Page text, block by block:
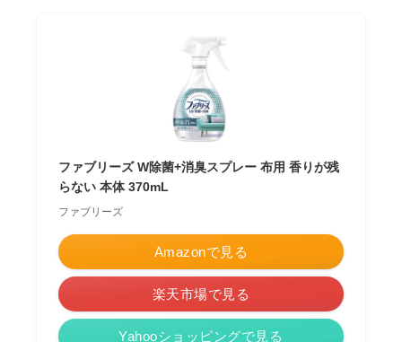
ファブリーズ W除菌+消臭スプレー 布用 香りが残
らない 本体 370mL
ファブリーズ
Amazonで見る
楽天市場で見る
Yahooショッピングで見る